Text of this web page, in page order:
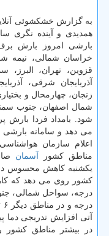
به گزارش خشکشوئی
همدیدی و آینده نگری
بارشی امروز بارش
خراسان شمالی، نیمه
قزوین، تهران،
آذربایجان شرقی،
زنجان، چهارمحال و
شمال اصفهان، جنوب
شود. بامداد فردا
می دهد و سامانه بارشی
اعلام سازمان
مناطق کشور آسمان
یکشنبه کاهش محسوس
آتی افزایش تدریجی
در بیشتر مناطق کشور